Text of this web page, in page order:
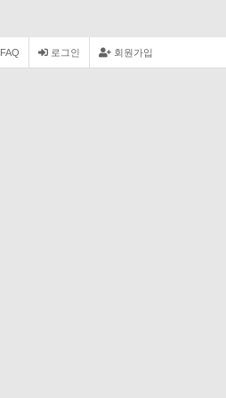
회원가입
로그인
FAQ